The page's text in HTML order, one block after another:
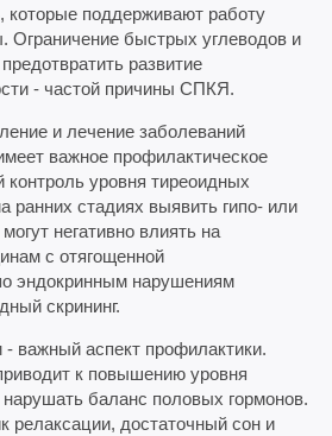
которые поддерживают работу
Ограничение быстрых углеводов и
развитие
- частой причины СПКЯ.
и лечение заболеваний
важное профилактическое
контроль уровня тиреоидных
ранних стадиях выявить гипо- или
негативно влиять на
с отягощенной
эндокринным нарушениям
скрининг.
важный аспект профилактики.
к повышению уровня
нарушать баланс половых гормонов.
релаксации, достаточный сон и